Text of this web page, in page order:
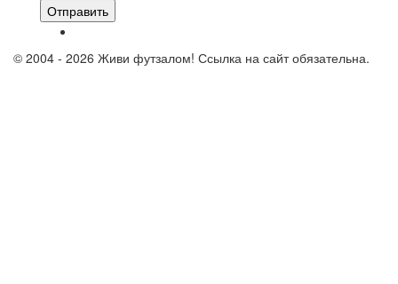
Отправить
© 2004 - 2026 Живи футзалом! Ссылка на сайт обязательна.